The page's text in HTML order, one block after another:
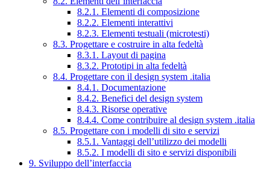
8.2.1. Elementi di composizione
8.2.2. Elementi interattivi
8.2.3. Elementi testuali (microtesti)
8.3. Progettare e costruire in alta fedeltà
8.3.1. Layout di pagina
8.3.2. Prototipi in alta fedeltà
8.4. Progettare con il design system .italia
8.4.1. Documentazione
8.4.2. Benefici del design system
8.4.3. Risorse operative
8.4.4. Come contribuire al design system .italia
8.5. Progettare con i modelli di sito e servizi
8.5.1. Vantaggi dell’utilizzo dei modelli
8.5.2. I modelli di sito e servizi disponibili
9. Sviluppo dell’interfaccia